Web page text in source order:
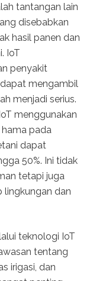
tantangan lain
disebabkan
hasil panen dan
IoT
penyakit
mengambil
menjadi serius.
menggunakan
pada
dapat
50%. Ini tidak
tetapi juga
lingkungan dan
teknologi IoT
tentang
irigasi, dan